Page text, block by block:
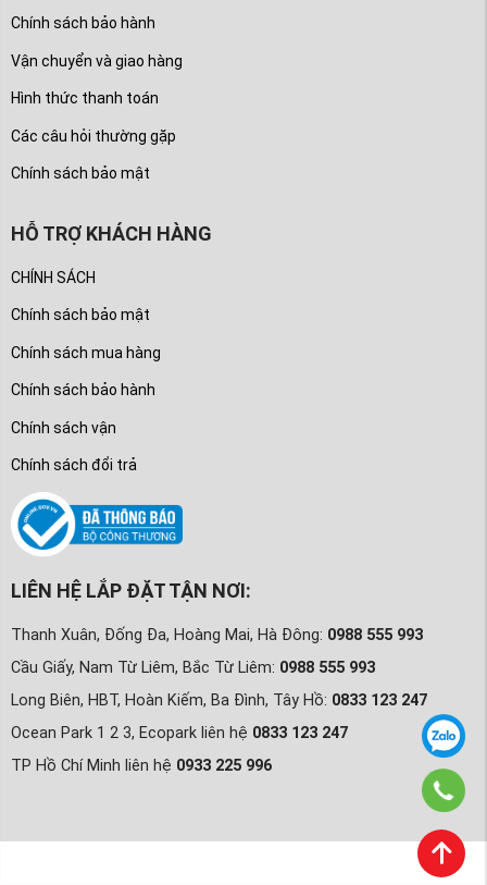
Chính sách bảo hành
Vận chuyển và giao hàng
Hình thức thanh toán
Các câu hỏi thường gặp
Chính sách bảo mật
HỖ TRỢ KHÁCH HÀNG
CHÍNH SÁCH
Chính sách bảo mật
Chính sách mua hàng
Chính sách bảo hành
Chính sách vận
Chính sách đổi trả
LIÊN HỆ LẮP ĐẶT TẬN NƠI:
Thanh Xuân, Đống Đa, Hoàng Mai, Hà Đông: 0988 555 993
Cầu Giấy, Nam Từ Liêm, Bắc Từ Liêm: 0988 555 993
Long Biên, HBT, Hoàn Kiếm, Ba Đình, Tây Hồ: 0833 123 247
Ocean Park 1 2 3, Ecopark liên hệ 0833 123 247
TP Hồ Chí Minh liên hệ 0933 225 996